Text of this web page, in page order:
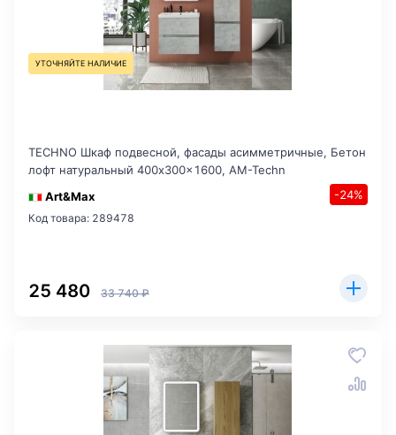
УТОЧНЯЙТЕ НАЛИЧИЕ
TECHNO Шкаф подвесной, фасады асимметричные, Бетон
лофт натуральный 400x300x1600, AM-Techn
Art&Max
-24%
Код товара: 289478
25 480 33 740 ₽